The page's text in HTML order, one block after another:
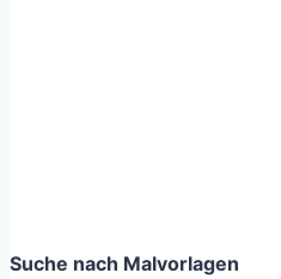
Suche nach Malvorlagen